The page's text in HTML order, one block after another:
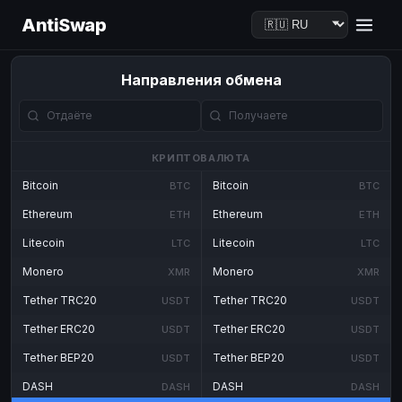
AntiSwap
Направления обмена
КРИПТОВАЛЮТА
Bitcoin BTC
Ethereum ETH
Litecoin LTC
Monero XMR
Tether TRC20 USDT
Tether ERC20 USDT
Tether BEP20 USDT
DASH DASH
Bitcoin BTC
Ethereum ETH
Litecoin LTC
Monero XMR
Tether TRC20 USDT
Tether ERC20 USDT
Tether BEP20 USDT
DASH DASH